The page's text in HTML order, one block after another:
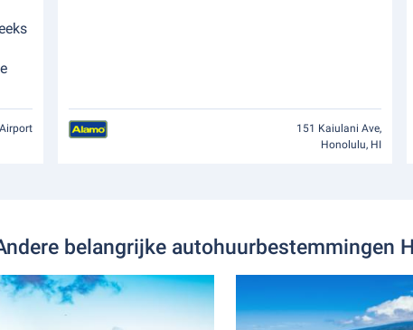
151 Kaiulani Ave,
Honolulu, HI
belangrijke autohuurbestemmingen